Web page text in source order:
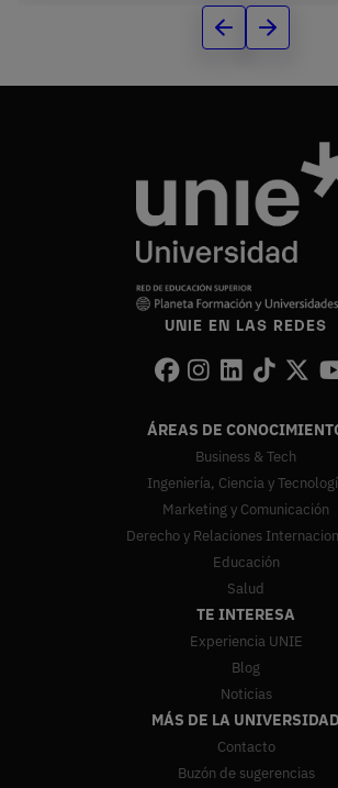
UNIE EN LAS REDES
ÁREAS DE
Business & Tech
Ingeniería, Ciencia y
Marketing y Comunicación
Derecho y Relaciones
Educación
Salud
TE INTERESA
Experiencia UNIE
Blog
Noticias
MÁS DE LA UNIVERSIDAD
Contacto
Buzón de sugerencias